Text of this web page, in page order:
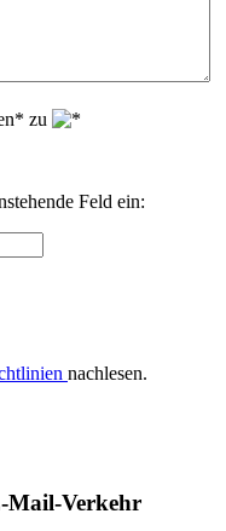
zu
Feld ein:
nachlesen.
Mail-Verkehr